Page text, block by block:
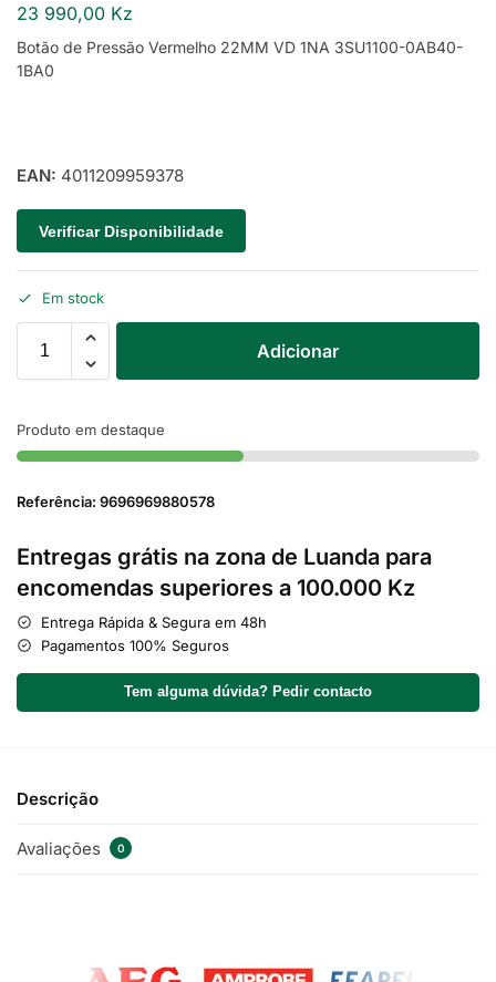
23 990,00 Kz
Botão de Pressão Vermelho 22MM VD 1NA 3SU1100-0AB40-
1BA0
EAN: 4011209959378
Verificar Disponibilidade
Em stock
Adicionar
Produto em destaque
Referência: 9696969880578
Entregas grátis na zona de Luanda para
encomendas superiores a 100.000 Kz
Entrega Rápida & Segura em 48h
Pagamentos 100% Seguros
Tem alguma dúvida? Pedir contacto
Descrição
Avaliações 0